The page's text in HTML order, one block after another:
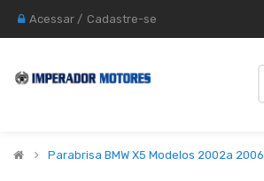
Acessar / Cadastre-se
Parabrisa BMW X5 Modelos 2002a 2006